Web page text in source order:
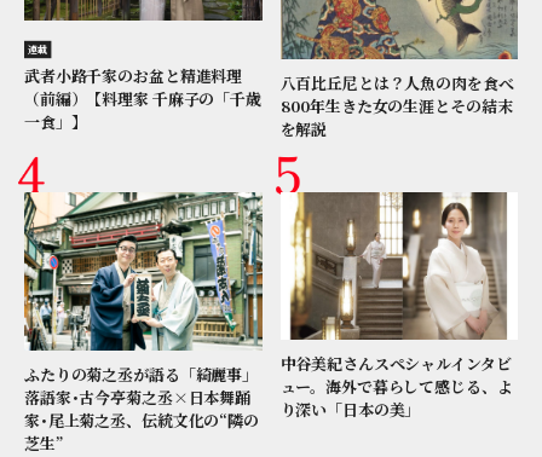
連載
武者小路千家のお盆と精進料理
（前編）【料理家 千麻子の「千歳
一食」】
八百比丘尼とは？人魚の肉を食べ
800年生きた女の生涯とその結末
を解説
ふたりの菊之丞が語る「綺麗事」
落語家･古今亭菊之丞×日本舞踊
家･尾上菊之丞、伝統文化の“隣の
芝生”
中谷美紀さんスペシャルインタビ
ュー。海外で暮らして感じる、よ
り深い「日本の美」